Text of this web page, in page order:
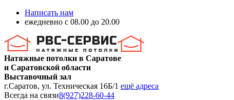
Написать нам
ежедневно с 08.00 до 20.00
Натяжные потолки в Саратове
и Саратовской области
Выставочный зал
г.Саратов, ул. Техническая 16Б/1 ещё адреса
Всегда на связи8(927)228-60-44